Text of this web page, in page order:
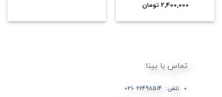
نمره5.002,400,000 تومان
تماس با بینا:
تلفن: 66498514 -021